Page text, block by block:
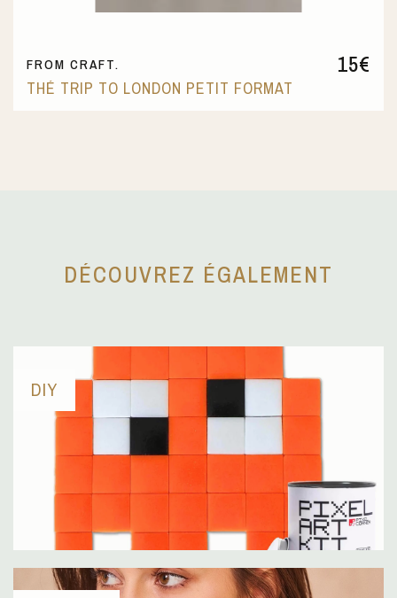
15€
FROM CRAFT.
THÉ TRIP TO LONDON PETIT FORMAT
DÉCOUVREZ ÉGALEMENT
DIY